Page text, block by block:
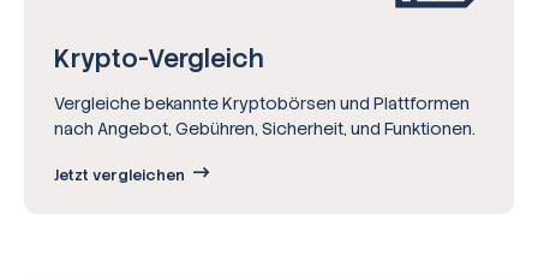
Krypto-Vergleich
Vergleiche bekannte Kryptobörsen und Plattformen
nach Angebot, Gebühren, Sicherheit, und Funktionen.
Jetzt vergleichen